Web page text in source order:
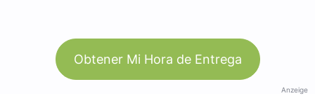
Obtener Mi Hora de Entrega
Anzeige